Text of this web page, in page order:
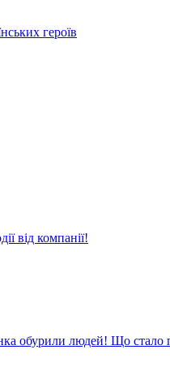
героїв
від компанії!
обурили людей! Що